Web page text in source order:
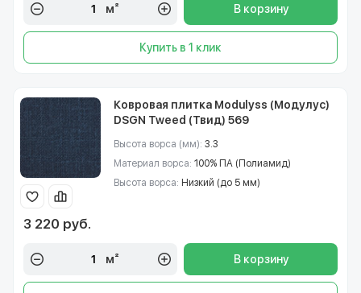
м² В корзину
Купить в 1 клик
Ковровая плитка Modulyss (Модулус)
DSGN Tweed (Твид) 569
Высота ворса (мм): 3.3
Материал ворса: 100% ПА (Полиамид)
Высота ворса: Низкий (до 5 мм)
3 220 руб.
м² В корзину